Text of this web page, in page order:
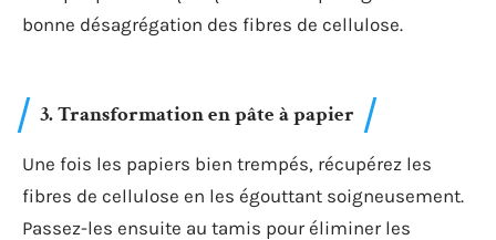
bonne désagrégation des fibres de cellulose.
3. Transformation en pâte à papier
Une fois les papiers bien trempés, récupérez les
fibres de cellulose en les égouttant soigneusement.
Passez-les ensuite au tamis pour éliminer les